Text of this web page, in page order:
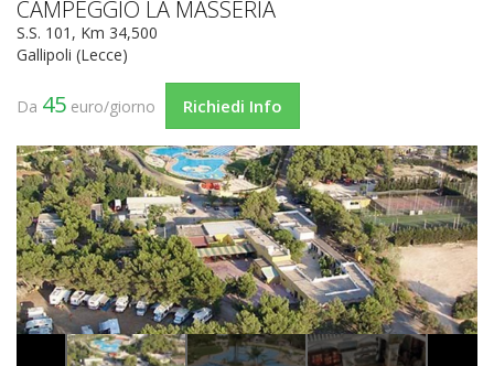
CAMPEGGIO LA MASSERIA
S.S. 101, Km 34,500
Gallipoli (Lecce)
Da 45 euro/giorno Richiedi Info